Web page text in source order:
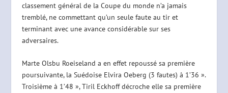
classement général de la Coupe du monde n’a jamais
tremblé, ne commettant qu’un seule faute au tir et
terminant avec une avance considérable sur ses
adversaires.
Marte Olsbu Roeiseland a en effet repoussé sa première
poursuivante, la Suédoise Elvira Oeberg (3 fautes) à 1’36 ».
Troisième à 1’48 », Tiril Eckhoff décroche elle sa première